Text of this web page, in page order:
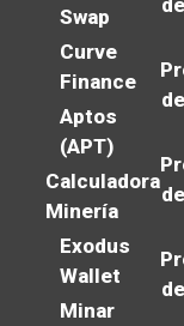
Swap
Curve
Finance
Aptos
(APT)
Calculadora
Minería
Exodus
Wallet
Minar